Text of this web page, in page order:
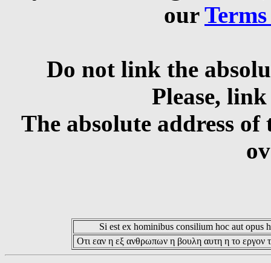
our
Do not link the
Please,
The absolute address
Si est ex hominibus consilium hoc aut opus
Οτι εαν η εξ ανθρωπων η βουλη αυτη η το εργον